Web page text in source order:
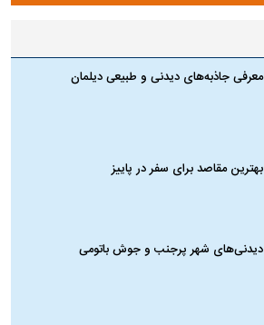
معرفی جاذبه‌های دیدنی و طبیعی دیلمان
بهترین مقاصد برای سفر در پاییز
دیدنی‌های شهر پرجنب و جوش باتومی